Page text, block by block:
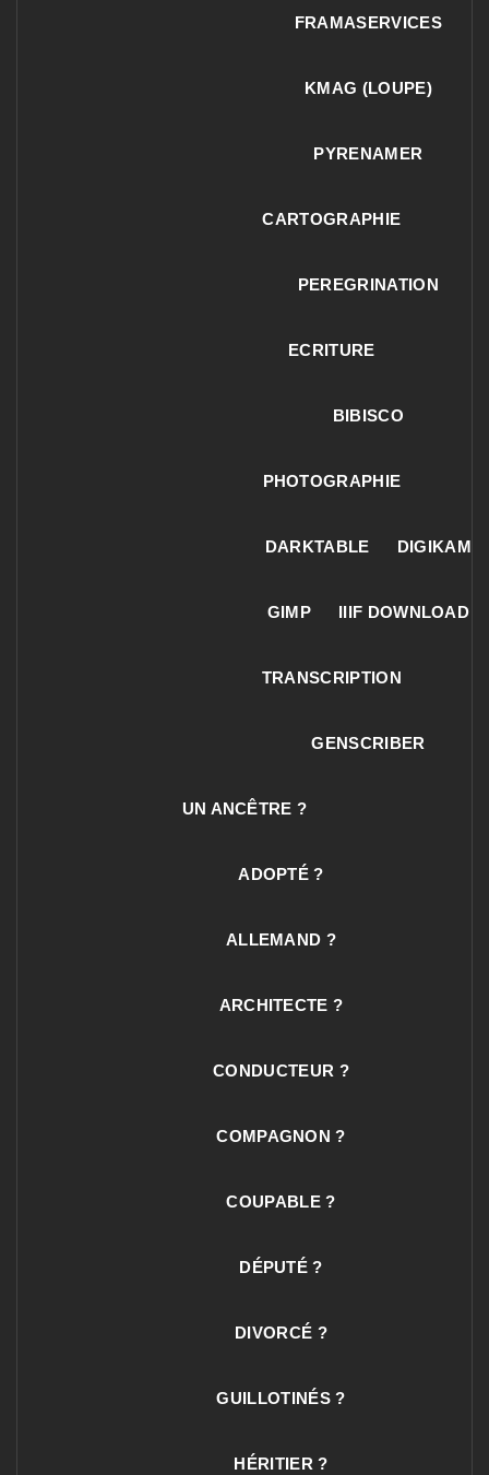
FRAMASERVICES
KMAG (LOUPE)
PYRENAMER
CARTOGRAPHIE
PEREGRINATION
ECRITURE
BIBISCO
PHOTOGRAPHIE
DARKTABLE DIGIKAM
GIMP IIIF DOWNLOAD
TRANSCRIPTION
GENSCRIBER
UN ANCÊTRE ?
ADOPTÉ ?
ALLEMAND ?
ARCHITECTE ?
CONDUCTEUR ?
COMPAGNON ?
COUPABLE ?
DÉPUTÉ ?
DIVORCÉ ?
GUILLOTINÉS ?
HÉRITIER ?